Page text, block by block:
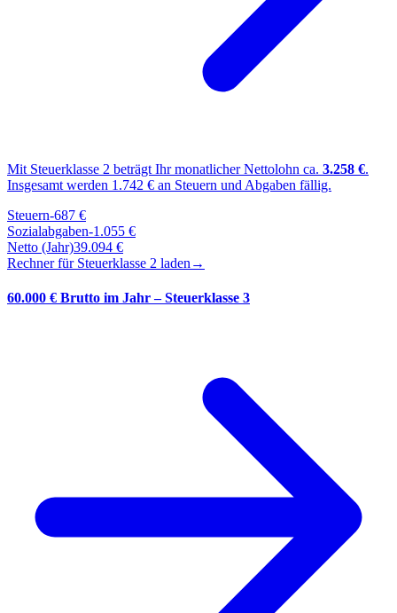
Mit Steuerklasse 2 beträgt Ihr monatlicher Nettolohn ca. 3.258 €.
Insgesamt werden 1.742 € an Steuern und Abgaben fällig.
Steuern-687 €
Sozialabgaben-1.055 €
Netto (Jahr)39.094 €
Rechner für Steuerklasse 2 laden →
60.000 € Brutto im Jahr – Steuerklasse 3